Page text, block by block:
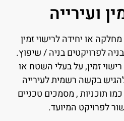
ועירייה
או יחידה לרישוי זמין
לפרויקטים בניה / שיפוץ.
זמין, על בעלי השטח או
בקשה רשמית לעירייה
תוכניות , מסמכים טכניים
לפרויקט המיועד.